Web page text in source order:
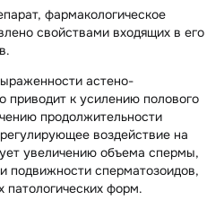
фармакологическое
свойствами входящих в его
астено-
приводит к усилению полового
продолжительности
воздействие на
увеличению объема спермы,
подвижности сперматозоидов,
форм.